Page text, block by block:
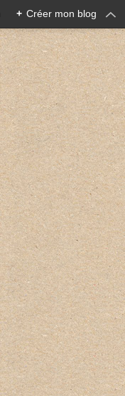
+ Créer mon blog